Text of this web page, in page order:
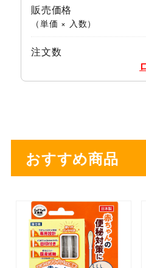
販売価格
（単価 × 入数）
注文数
おすすめ商品